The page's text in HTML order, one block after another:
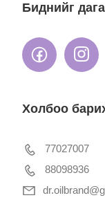
Биднийг
Холбоо
77027007
88098936